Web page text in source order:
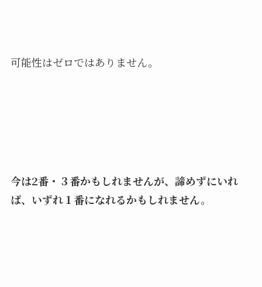
可能性はゼロではありません。
今は2番・３番かもしれませんが、諦めずにいれ
ば、いずれ１番になれるかもしれません。